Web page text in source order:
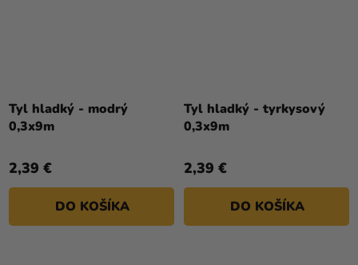
Tyl hladký - modrý
0,3x9m
2,39 €
DO KOŠÍKA
Tyl hladký - tyrkysový
0,3x9m
2,39 €
DO KOŠÍKA